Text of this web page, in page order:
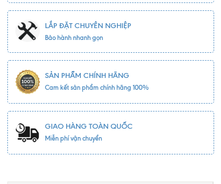
LẮP ĐẶT CHUYÊN NGHIỆP
Bảo hành nhanh gọn
SẢN PHẨM CHÍNH HÃNG
Cam kết sản phẩm chính hãng 100%
GIAO HÀNG TOÀN QUỐC
Miễn phí vận chuyển